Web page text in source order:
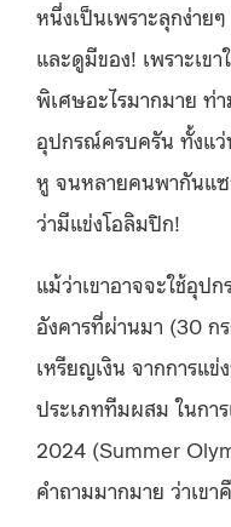
หนึ่งเป็นเพราะลุกง่าย
และดูมีของ! เพราะเข
พิเศษอะไรมากมาย ท่
อุปกรณ์ครบครัน ทั้งแ
หู จนหลายคนพากันแ
ว่ามีแข่งโอลิมปิก!
แม้ว่าเขาอาจจะใช้อุ
อังคารที่ผ่านมา (30 ก
เหรียญเงิน จากการแ
ประเภททีมผสม ในกา
2024 (Summer
คำถามมากมาย ว่าเข